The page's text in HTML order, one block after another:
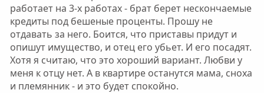
работает на 3-х работах - брат берет нескончаемые
кредиты под бешеные проценты. Прошу не
отдавать за него. Боится, что приставы придут и
опишут имущество, и отец его убьет. И его посадят.
Хотя я считаю, что это хороший вариант. Любви у
меня к отцу нет. А в квартире останутся мама, сноха
и племянник - и это будет спокойно.